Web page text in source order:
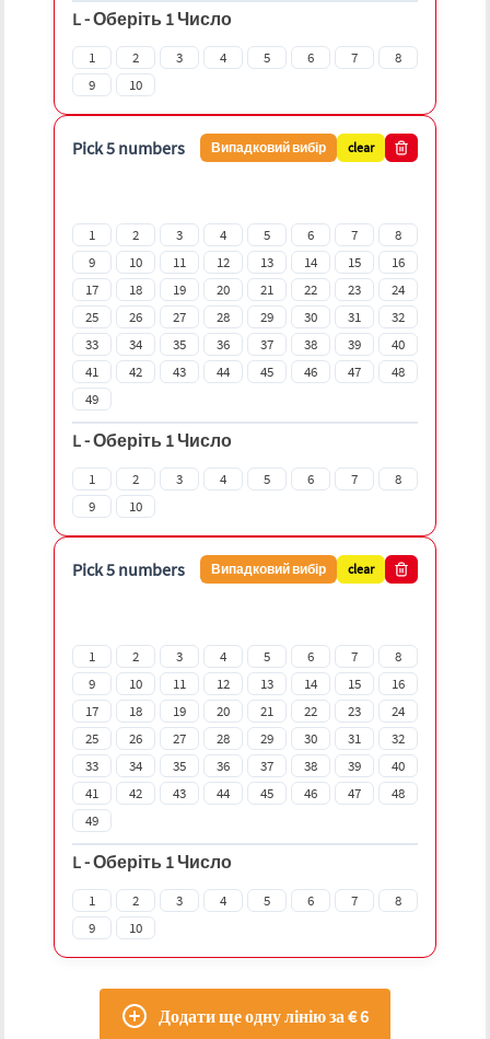
L-Оберіть 1 Число
1 2 3 4 5 6 7
8
9
10
Pick 5 numbers Випадковий вибір clear
1 2 3 4 5 6 7
8
9
10 11 12 13 14 15
16
17
18 19 20 21 22 23
24
25
26 27 28 29 30 31
32
33
34 35 36 37 38 39
40
41
42 43 44 45 46 47
48
49
L-Оберіть 1 Число
1 2 3 4 5 6 7
8
9
10
Pick 5 numbers Випадковий вибір clear
1 2 3 4 5 6 7
8
9
10 11 12 13 14 15
16
17
18 19 20 21 22 23
24
25
26 27 28 29 30 31
32
33
34 35 36 37 38 39
40
41
42 43 44 45 46 47
48
49
L-Оберіть 1 Число
1 2 3 4 5 6 7
8
9
10
Додати ще одну лінію за € 6